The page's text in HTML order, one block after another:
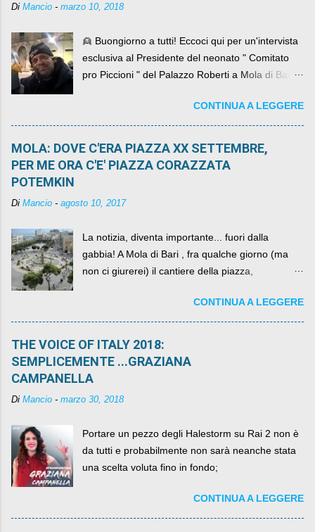
Di Mancio - marzo 10, 2018
👱 Buongiorno a tutti! Eccoci qui per un'intervista
esclusiva al Presidente del neonato " Comitato
pro Piccioni " del Palazzo Roberti a Mola di Bari ,
come definirlo... signor?....CONTINUA A LEGGERE
MOLA: DOVE C'ERA PIAZZA XX SETTEMBRE,
PER ME ORA C'E' PIAZZA CORAZZATA
POTEMKIN
Di Mancio - agosto 10, 2017
La notizia, diventa importante... fuori dalla
gabbia! A Mola di Bari , fra qualche giorno (ma
non ci giurerei) il cantiere della piazza,
per un numero esorbitante di mesi, non ci sarà
più. C'era una volta Piazza XX Settembre ,
CONTINUA A LEGGERE
THE VOICE OF ITALY 2018:
SEMPLICEMENTE ...GRAZIANA
CAMPANELLA
Di Mancio - marzo 30, 2018
Portare un pezzo degli Halestorm su Rai 2 non è
da tutti e probabilmente non sarà neanche stata
una scelta voluta fino in fondo;
CONTINUA A LEGGERE